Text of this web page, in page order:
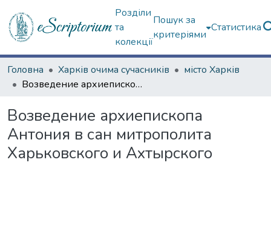
Розділи
та
колекції
Пошук за
критеріями
Статистика
Головна Харків очима сучасників
місто Харків
Возведение архиепископа Антония в сан митрополита Харьковского и Ахтырского
Возведение архиепископа
Антония в сан митрополита
Харьковского и Ахтырского